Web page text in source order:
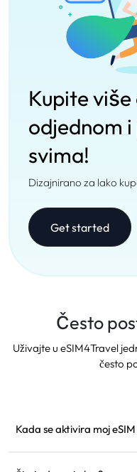
Kupite
odjednom
svima!
Dizajnirano za lako
Get started
Često
Uživajte u eSIM4Travel
često
Kada se aktivira moj